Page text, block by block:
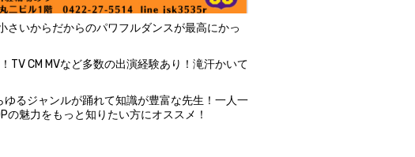
いからだからのパワフルダンスが最高にかっ
CM MVなど多数の出演経験あり！滝汗かいて
ゆるジャンルが踊れて知識が豊富な先生！一人一
の魅力をもっと知りたい方にオススメ！